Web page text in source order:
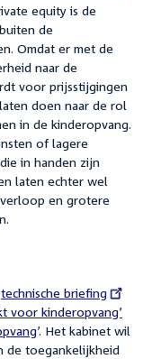
equity is de
de
Omdat er met de
naar de
voor prijsstijgingen
doen naar de rol
in de kinderopvang.
of lagere
in handen zijn
laten echter wel
en grotere
External
link:
technische briefing
voor kinderopvang’
’. Het kabinet wil
de toegankelijkheid